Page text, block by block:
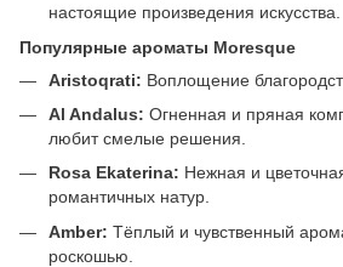
настоящие произведения искусства.
Популярные ароматы Moresque
Aristoqrati: Воплощение
Al Andalus: Огненная и пряная
любит смелые решения.
Rosa Ekaterina: Нежная и
романтичных натур.
Amber: Тёплый и чувственный
роскошью.